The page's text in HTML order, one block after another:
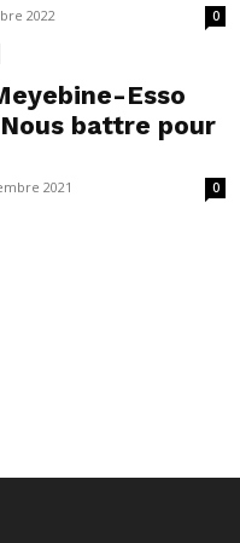
2022 0
Esso
battre pour
2021 0